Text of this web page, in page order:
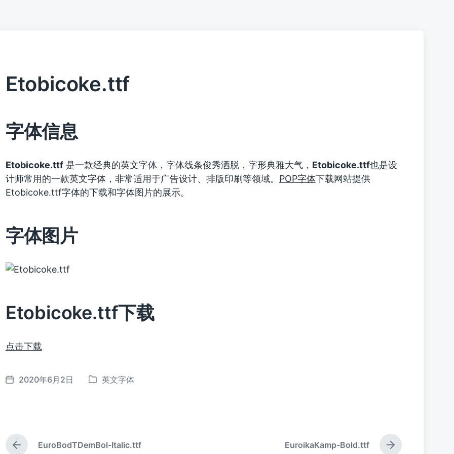
Etobicoke.ttf
字体信息
Etobicoke.ttf是一款经典的英文字体，字体线条俊秀洒脱，字形典雅大气， Etobicoke.ttf也是设
计师常用的一款英文字体，非常适用于广告设计、排版印刷等领域。 POP字体下载网站提供
Etobicoke.ttf字体的下载和字体图片的展示。
字体图片
Etobicoke.ttf下载
点击下载
发
2020年6月2日
发
英文字体
上
EuroBodTDemBol-Italic.ttf
下
EuroikaKamp-Bold.ttf